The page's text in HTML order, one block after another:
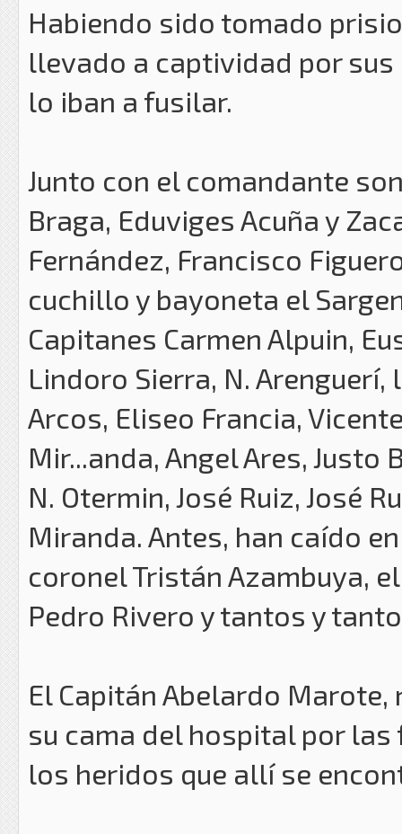
Habiendo sido tomado
llevado a captividad por
lo iban a fusilar.
Junto con el comandante
Braga, Eduviges Acuña y
Fernández, Francisco
cuchillo y bayoneta el
Capitanes Carmen Alpuin,
Lindoro Sierra, N.
Arcos, Eliseo Francia,
Mir...anda, Angel Ares,
N. Otermin, José Ruiz, José
Miranda. Antes, han caído
coronel Tristán Azambuya,
Pedro Rivero y tantos y
El Capitán Abelardo
su cama del hospital por
los heridos que allí se